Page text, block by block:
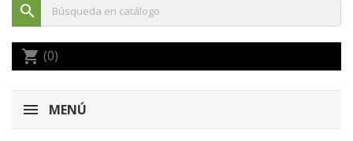
search
shopping_cart (0)
MENÚ